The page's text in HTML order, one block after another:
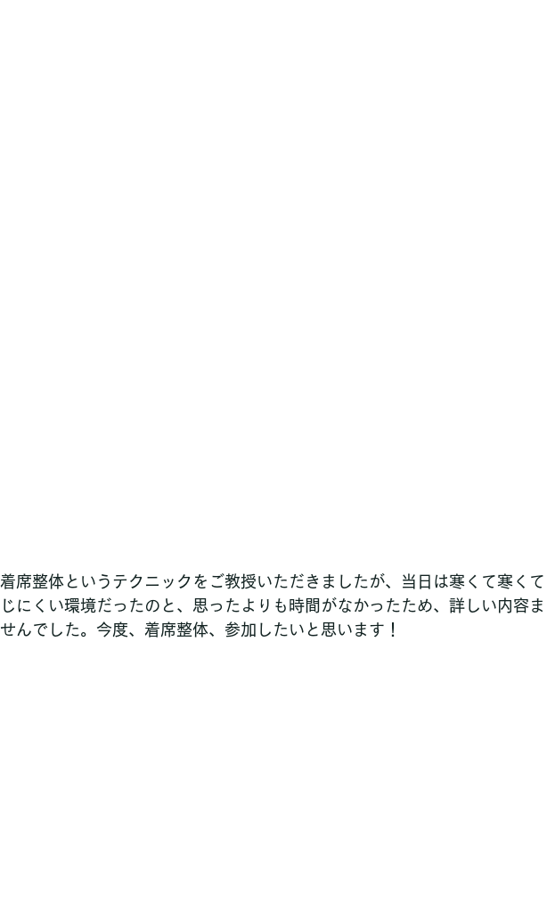
着席整体というテクニックをご教授いただきましたが、当日は寒くて寒く
じにくい環境だったのと、思ったよりも時間がなかったため、詳しい内容
せんでした。今度、着席整体、参加したいと思います！